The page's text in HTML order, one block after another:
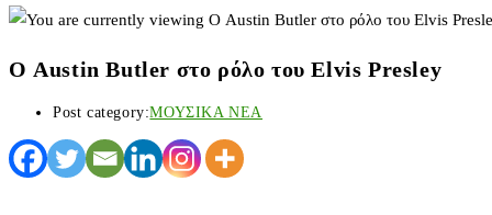
Ο Austin Butler στο ρόλο του Elvis Presley
Post category:ΜΟΥΣΙΚΑ ΝΕΑ